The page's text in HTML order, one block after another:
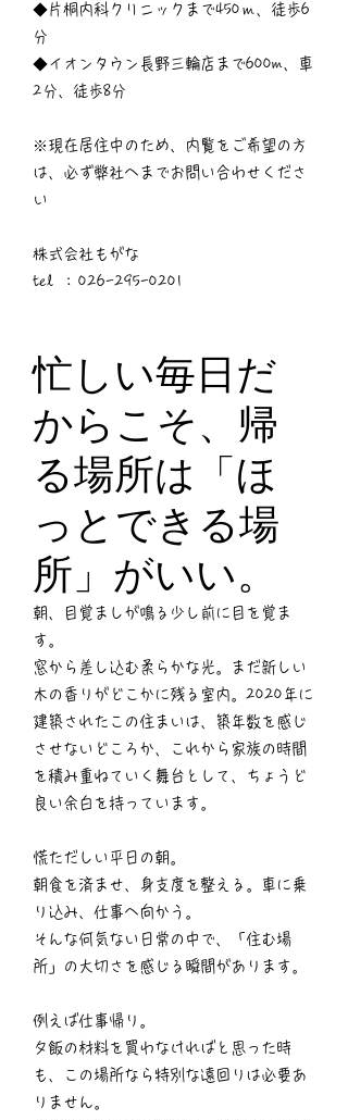
◆片桐内科クリニックまで450ｍ、徒歩6
分
◆イオンタウン長野三輪店まで600m、車
2分、徒歩8分
※現在居住中のため、内覧をご希望の方
は、必ず弊社へまでお問い合わせくださ
い
株式会社もがな
tel : 026-295-0201
忙しい毎日だ
からこそ、帰
る場所は「ほ
っとできる場
所」がいい。
朝、目覚ましが鳴る少し前に目を覚ま
す。
窓から差し込む柔らかな光。まだ新しい
木の香りがどこかに残る室内。2020年に
建築されたこの住まいは、築年数を感じ
させないどころか、これから家族の時間
を積み重ねていく舞台として、ちょうど
良い余白を持っています。
慌ただしい平日の朝。
朝食を済ませ、身支度を整える。車に乗
り込み、仕事へ向かう。
そんな何気ない日常の中で、「住む場
所」の大切さを感じる瞬間があります。
例えば仕事帰り。
夕飯の材料を買わなければと思った時
も、この場所なら特別な遠回りは必要あ
りません。